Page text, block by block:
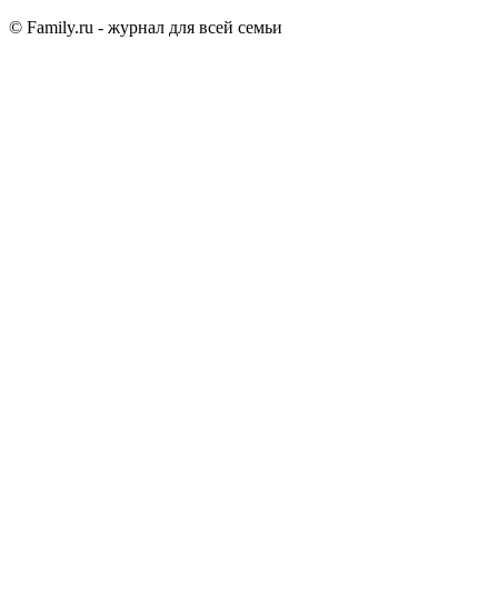
© Family.ru - журнал для всей семьи